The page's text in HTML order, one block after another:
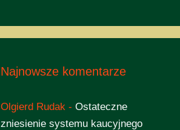
Najnowsze komentarze
Olgierd Rudak - Ostateczne
zniesienie systemu kaucyjnego